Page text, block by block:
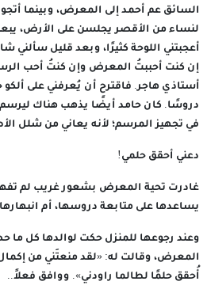
السائق عم أحمد إلى المعرض، وبينما
لنساء من الأقصر يجلسن على الأرض،
أعجبتني اللوحة كثيرًا، وبعد قليل سألني
إن كنت أحببتُ المعرض وإن كنتُ أحب
أستاذي هاجر. فاقترح أن يُعرفني على
دروسًا. كان حامد أيضًا يذهب هناك ليرسم
في تجهيز المرسم؛ لأنه يعاني من شلل
دعني أحقق حلمي!
غادرت تحية المعرض بشعور غريب لم
يساعدها على متابعة دروسها، أم
وعند رجوعها للمنزل حكت لوالدها كل ما
المعرض، وقالت له: «لقد منعتَني من
أُحقق حلمًا لطالما راودني». ووافق فعلاً..